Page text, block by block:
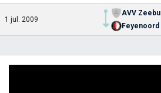
1 jul. 2009
Feyenoord